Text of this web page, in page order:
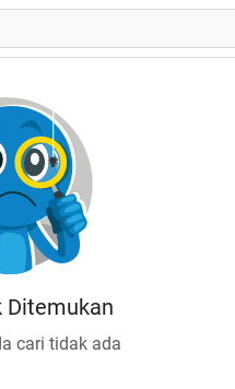
Ditemukan
cari tidak ada